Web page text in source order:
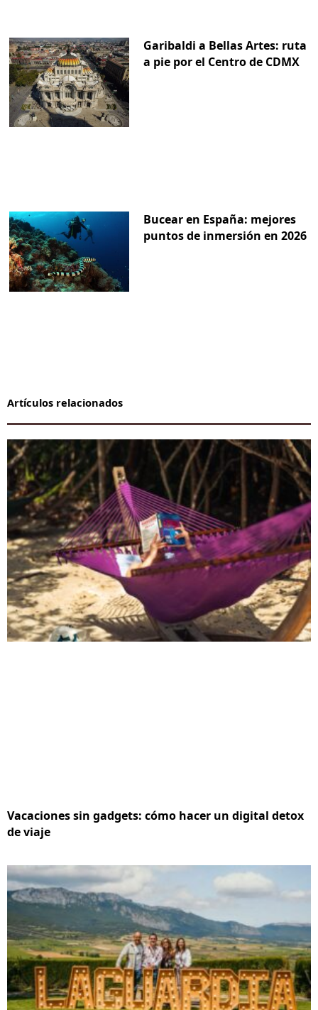
Garibaldi a Bellas Artes: ruta
a pie por el Centro de CDMX
Bucear en España: mejores
puntos de inmersión en 2026
Artículos relacionados
Vacaciones sin gadgets: cómo hacer un digital detox
de viaje